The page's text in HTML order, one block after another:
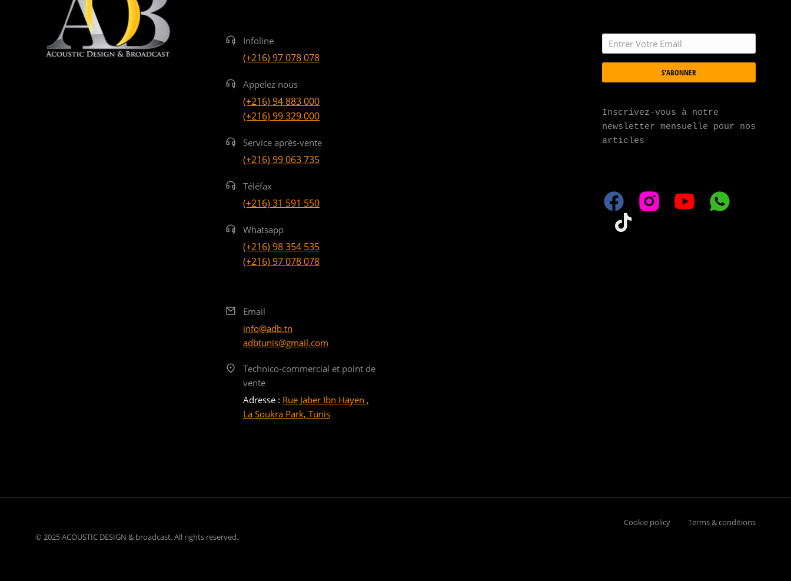
Infoline
(+216) 97 078 078
Appelez nous
(+216) 94 883 000
(+216) 99 329 000
Service après-vente
(+216) 99 063 735
Téléfax
(+216) 31 591 550
Whatsapp
(+216) 98 354 535
(+216) 97 078 078
Email
info@adb.tn
adbtunis@gmail.com
Technico-commercial et point de
vente
Adresse : Rue Jaber Ibn Hayen ,
La Soukra Park, Tunis
S'ABONNER
Inscrivez-vous à notre
newsletter mensuelle pour nos
articles
© 2025 ACOUSTIC DESIGN & broadcast. All rights reserved.
Cookie policy Terms & conditions